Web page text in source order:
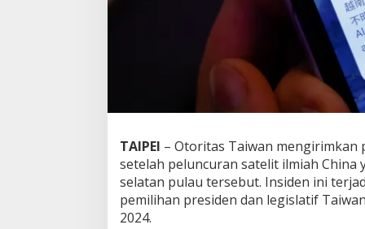
a
a
J
e
a
n
TAIPEI – Otoritas Taiwan mengirimkan
setelah peluncuran satelit ilmiah China
selatan pulau tersebut. Insiden ini
pemilihan presiden dan legislatif
2024.